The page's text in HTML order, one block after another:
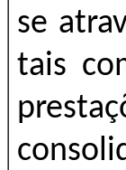
se
tais